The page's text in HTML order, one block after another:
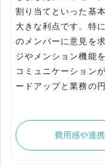
割り当てといった基
大きな利点です。特
のメンバーに意見を
ジやメンション機能
コミュニケーション
ードアップと業務の
費用感や連